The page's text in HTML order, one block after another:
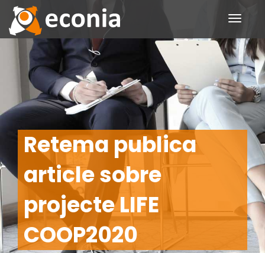
Toggle
Retema publica
article sobre
projecte LIFE
COOP2020